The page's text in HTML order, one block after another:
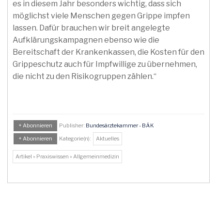
es in diesem Jahr besonders wichtig, dass sich
möglichst viele Menschen gegen Grippe impfen
lassen. Dafür brauchen wir breit angelegte
Aufklärungskampagnen ebenso wie die
Bereitschaft der Krankenkassen, die Kosten für den
Grippeschutz auch für Impfwillige zu übernehmen,
die nicht zu den Risikogruppen zählen.“
+ Abonnieren Publisher: Bundesärztekammer - BÄK
+ Abonnieren
Kategorie(n): Aktuelles
Artikel » Praxiswissen » Allgemeinmedizin